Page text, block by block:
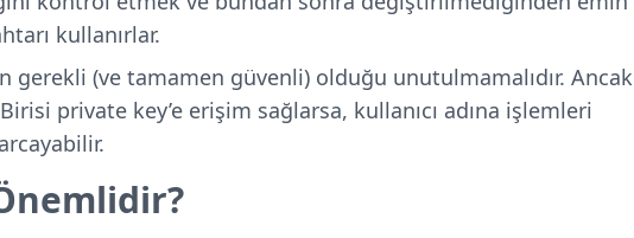
kullanırlar.
gerekli (ve tamamen güvenli) olduğu unutulmamalıdır. Ancak
private key’e erişim sağlarsa, kullanıcı adına işlemleri